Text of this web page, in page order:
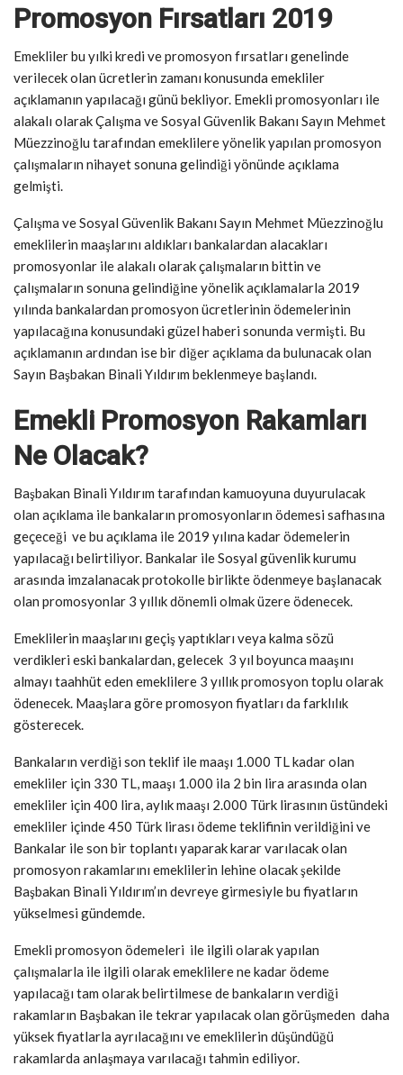
Promosyon Fırsatları 2019
Emekliler bu yılki kredi ve promosyon fırsatları genelinde
verilecek olan ücretlerin zamanı konusunda emekliler
açıklamanın yapılacağı günü bekliyor. Emekli promosyonları ile
alakalı olarak Çalışma ve Sosyal Güvenlik Bakanı Sayın Mehmet
Müezzinoğlu tarafından emeklilere yönelik yapılan promosyon
çalışmaların nihayet sonuna gelindiği yönünde açıklama
gelmişti.
Çalışma ve Sosyal Güvenlik Bakanı Sayın Mehmet Müezzinoğlu
emeklilerin maaşlarını aldıkları bankalardan alacakları
promosyonlar ile alakalı olarak çalışmaların bittin ve
çalışmaların sonuna gelindiğine yönelik açıklamalarla 2019
yılında bankalardan promosyon ücretlerinin ödemelerinin
yapılacağına konusundaki güzel haberi sonunda vermişti. Bu
açıklamanın ardından ise bir diğer açıklama da bulunacak olan
Sayın Başbakan Binali Yıldırım beklenmeye başlandı.
Emekli Promosyon Rakamları
Ne Olacak?
Başbakan Binali Yıldırım tarafından kamuoyuna duyurulacak
olan açıklama ile bankaların promosyonların ödemesi safhasına
geçeceği ve bu açıklama ile 2019 yılına kadar ödemelerin
yapılacağı belirtiliyor. Bankalar ile Sosyal güvenlik kurumu
arasında imzalanacak protokolle birlikte ödenmeye başlanacak
olan promosyonlar 3 yıllık dönemli olmak üzere ödenecek.
Emeklilerin maaşlarını geçiş yaptıkları veya kalma sözü
verdikleri eski bankalardan, gelecek 3 yıl boyunca maaşını
almayı taahhüt eden emeklilere 3 yıllık promosyon toplu olarak
ödenecek. Maaşlara göre promosyon fiyatları da farklılık
gösterecek.
Bankaların verdiği son teklif ile maaşı 1.000 TL kadar olan
emekliler için 330 TL, maaşı 1.000 ila 2 bin lira arasında olan
emekliler için 400 lira, aylık maaşı 2.000 Türk lirasının üstündeki
emekliler içinde 450 Türk lirası ödeme teklifinin verildiğini ve
Bankalar ile son bir toplantı yaparak karar varılacak olan
promosyon rakamlarını emeklilerin lehine olacak şekilde
Başbakan Binali Yıldırım’ın devreye girmesiyle bu fiyatların
yükselmesi gündemde.
Emekli promosyon ödemeleri ile ilgili olarak yapılan
çalışmalarla ile ilgili olarak emeklilere ne kadar ödeme
yapılacağı tam olarak belirtilmese de bankaların verdiği
rakamların Başbakan ile tekrar yapılacak olan görüşmeden daha
yüksek fiyatlarla ayrılacağını ve emeklilerin düşündüğü
rakamlarda anlaşmaya varılacağı tahmin ediliyor.